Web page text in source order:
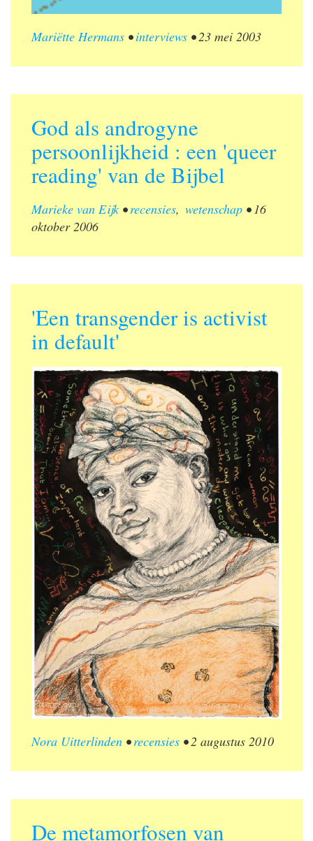
Mariëtte Hermans •interviews •23 mei 2003
God als androgyne
persoonlijkheid : een 'queer
reading' van de Bijbel
Marieke van Eijk•recensies, wetenschap•16
oktober 2006
'Een transgender is activist
in default'
Nora Uitterlinden •recensies •2 augustus 2010
De metamorfosen van